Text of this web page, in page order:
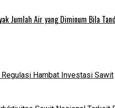
Jumlah Air yang Diminum Bila
Hambat Investasi Sawit